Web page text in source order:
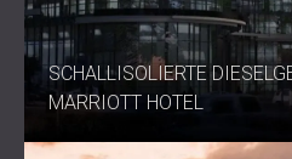
SCHALLISOLIERTE
MARRIOTT HOTEL